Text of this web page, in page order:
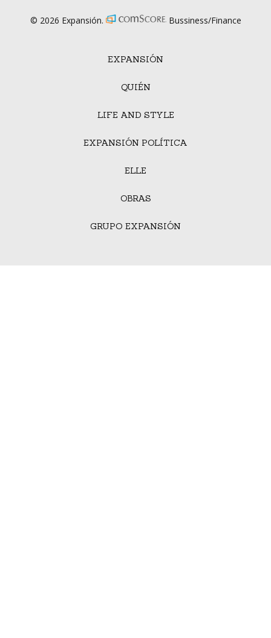
EXPANSIÓN
QUIÉN
LIFE AND STYLE
EXPANSIÓN POLÍTICA
ELLE
OBRAS
GRUPO EXPANSIÓN
© 2026 Expansión. Bussiness/Finance